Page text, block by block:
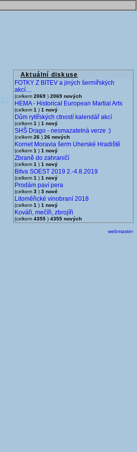
Aktuální diskuse
FOTKY Z BITEV a jiných šermířských
akcí....
(celkem 2069 ) 2069 nových
HEMA - Historical European Martial Arts
(celkem 1 ) 1 nový
Dům rytířských ctností kalendář akcí
(celkem 1 ) 1 nový
SHŠ Drago - nesmazatelná verze :)
(celkem 26 ) 26 nových
Kornet Moravia šerm Uherské Hradiště
(celkem 1 ) 1 nový
Zbraně do zahraničí
(celkem 1 ) 1 nový
Bitva SOEST 2019 2.-4.8.2019
(celkem 1 ) 1 nový
Prodám paví pera
(celkem 3 ) 3 nové
Litoměřické vinobraní 2018
(celkem 1 ) 1 nový
Kováři, mečíři, zbrojíři
(celkem 4355 ) 4355 nových
webmaster